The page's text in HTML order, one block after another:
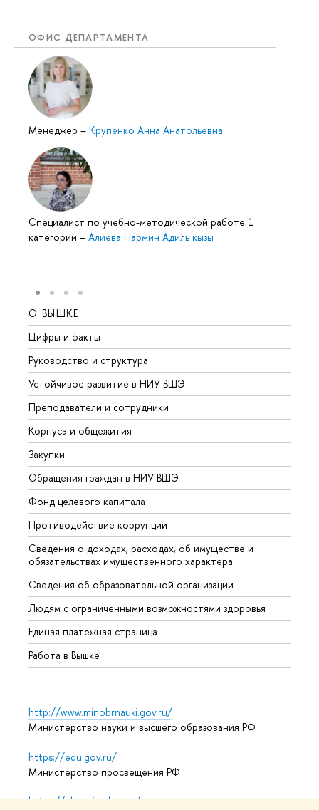
ОФИС ДЕПАРТАМЕНТА
Менеджер – Крупенко Анна Анатольевна
Специалист по учебно-методической работе 1
категории – Алиева Нармин Адиль кызы
О ВЫШКЕ
Цифры и факты
Руководство и структура
Устойчивое развитие в НИУ ВШЭ
Преподаватели и сотрудники
Корпуса и общежития
Закупки
Обращения граждан в НИУ ВШЭ
Фонд целевого капитала
Противодействие коррупции
Сведения о доходах, расходах, об имуществе и
обязательствах имущественного характера
Сведения об образовательной организации
Людям с ограниченными возможностями здоровья
Единая платежная страница
Работа в Вышке
http://www.minobrnauki.gov.ru/
Министерство науки и высшего образования РФ
https://edu.gov.ru/
Министерство просвещения РФ
https://elearning.hse.ru/mooc